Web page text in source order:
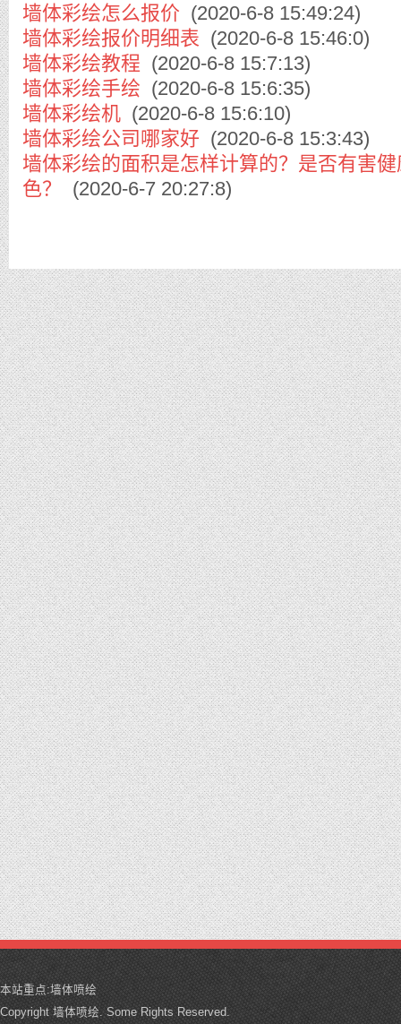
墙体彩绘怎么报价 (2020-6-8 15:49:24)
墙体彩绘报价明细表 (2020-6-8 15:46:0)
墙体彩绘教程 (2020-6-8 15:7:13)
墙体彩绘手绘 (2020-6-8 15:6:35)
墙体彩绘机 (2020-6-8 15:6:10)
墙体彩绘公司哪家好 (2020-6-8 15:3:43)
墙体彩绘的面积是怎样计算的？是否有害
色？
(2020-6-7 20:27:8)
本站重点:墙体喷绘
Copyright 墙体喷绘. Some Rights Reserved.